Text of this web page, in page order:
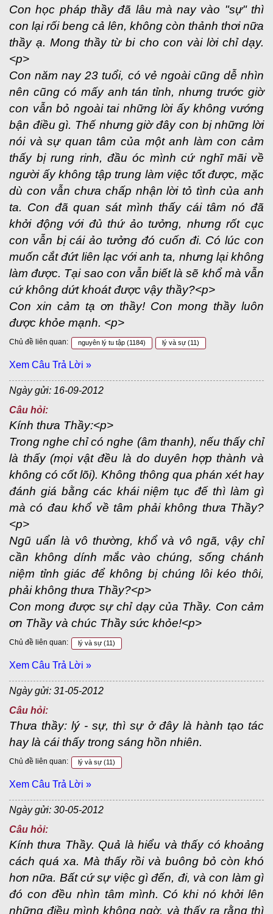
Con học pháp thầy đã lâu mà nay vào "sự" thì
con lại rối beng cả lên, không còn thảnh thơi nữa
thầy ạ. Mong thầy từ bi cho con vài lời chỉ dạy.
<p>
Con năm nay 23 tuổi, có vẻ ngoài cũng dễ nhìn
nên cũng có mấy anh tán tỉnh, nhưng trước giờ
con vẫn bỏ ngoài tai những lời ấy không vướng
bận điều gì. Thế nhưng giờ đây con bị những lời
nói và sự quan tâm của một anh làm con cảm
thấy bị rung rinh, đầu óc mình cứ nghĩ mãi về
người ấy không tập trung làm việc tốt được, mặc
dù con vẫn chưa chấp nhận lời tỏ tình của anh
ta. Con đã quan sát mình thấy cái tâm nó đã
khởi động với đủ thứ ảo tưởng, nhưng rốt cục
con vẫn bị cái ảo tưởng đó cuốn đi. Có lúc con
muốn cắt đứt liên lạc với anh ta, nhưng lại không
làm được. Tại sao con vẫn biết là sẽ khổ mà vẫn
cứ không dứt khoát được vậy thầy?<p>
Con xin cảm tạ ơn thầy! Con mong thầy luôn
được khỏe mạnh. <p>
Chủ đề liên quan: nguyên lý tu tập (1184) lý và sự (11)
Xem Câu Trả Lời »
Ngày gửi: 16-09-2012
Câu hỏi:
Kính thưa Thầy:<p>
Trong nghe chỉ có nghe (âm thanh), nếu thấy chỉ
là thấy (mọi vật đều là do duyên hợp thành và
không có cốt lõi). Không thông qua phán xét hay
đánh giá bằng các khái niệm tục đế thì làm gì
mà có đau khổ về tâm phải không thưa Thầy?
<p>
Ngũ uẩn là vô thường, khổ và vô ngã, vậy chỉ
cần không dính mắc vào chúng, sống chánh
niệm tỉnh giác để không bị chúng lôi kéo thôi,
phải không thưa Thầy?<p>
Con mong được sự chỉ dạy của Thầy. Con cảm
ơn Thầy và chúc Thầy sức khỏe!<p>
Chủ đề liên quan: lý và sự (11)
Xem Câu Trả Lời »
Ngày gửi: 31-05-2012
Câu hỏi:
Th­ưa thầy: lý - sự, thì sự ở đây là hành tạo tác
hay là cái thấy trong sáng hồn nhiên.
Chủ đề liên quan: lý và sự (11)
Xem Câu Trả Lời »
Ngày gửi: 30-05-2012
Câu hỏi:
Kính thưa Thầy. Quả là hiểu và thấy có khoảng
cách quá xa. Mà thấy rồi và buông bỏ còn khó
hơn nữa. Bất cứ sự việc gì đến, đi, và con làm gì
đó con đều nhìn tâm mình. Có khi nó khởi lên
những điều mình không ngờ, và thấy ra rằng thì